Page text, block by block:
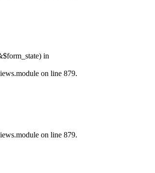
in
on line 879.
on line 879.